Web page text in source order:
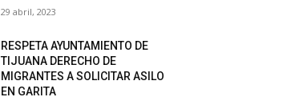
29 abril, 2023
RESPETA AYUNTAMIENTO DE
TIJUANA DERECHO DE
MIGRANTES A SOLICITAR ASILO
EN GARITA